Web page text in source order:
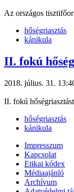
Az országos
hőségriasztás
kánikula
II. fokú
2018. július. 31.
II. fokú
hőségriasztás
kánikula
Impresszum
Kapcsolat
Etikai kódex
Médiaajánló
Archívum